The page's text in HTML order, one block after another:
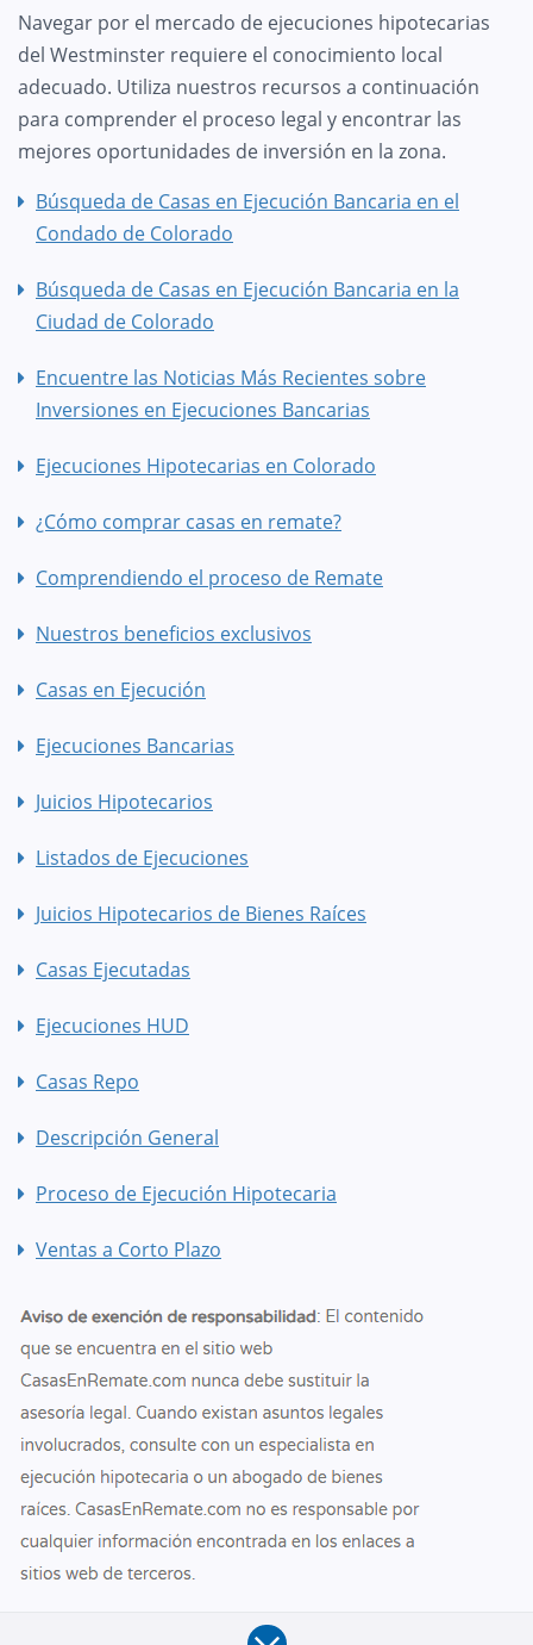
Navegar por el mercado de ejecuciones hipotecarias
del Westminster requiere el conocimiento local
adecuado. Utiliza nuestros recursos a continuación
para comprender el proceso legal y encontrar las
mejores oportunidades de inversión en la zona.
Búsqueda de Casas en Ejecución Bancaria en el
Condado de Colorado
Búsqueda de Casas en Ejecución Bancaria en la
Ciudad de Colorado
Encuentre las Noticias Más Recientes sobre
Inversiones en Ejecuciones Bancarias
Ejecuciones Hipotecarias en Colorado
¿Cómo comprar casas en remate?
Comprendiendo el proceso de Remate
Nuestros beneficios exclusivos
Casas en Ejecución
Ejecuciones Bancarias
Juicios Hipotecarios
Listados de Ejecuciones
Juicios Hipotecarios de Bienes Raíces
Casas Ejecutadas
Ejecuciones HUD
Casas Repo
Descripción General
Proceso de Ejecución Hipotecaria
Ventas a Corto Plazo